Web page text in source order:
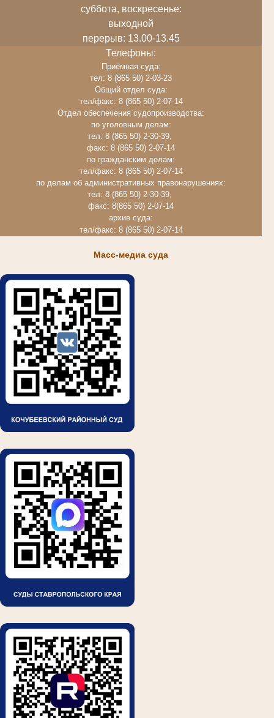
суббота, воскресенье:
выходной
перерыв: 13.00-13.45
Телефоны:
Приёмная суда:
тел: 8 (865 50) 2-03-23
Общий отдел суда:
тел/факс: 8 (865 50) 2-07-14
Отдел обеспечения судопроизводства:
по уголовным делам:
тел: 8 (865 50) 2-30-39,
факс: 8 (865 50) 2-07-14
по гражданским делам:
тел/факс: 8 (865 50) 2-07-14
по делам об административных правонарушениях:
тел: 8 (865 50) 2-30-39,
факс: 8(865 50) 2-07-14
архив суда:
тел/факс: 8 (865 50) 2-07-14
Масс-медиа суда